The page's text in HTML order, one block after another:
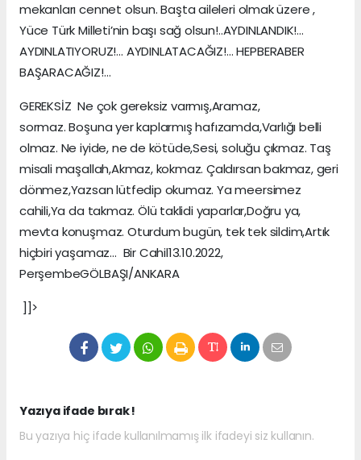
mekanları cennet olsun. Başta aileleri olmak üzere ,
Yüce Türk Milleti’nin başı sağ olsun!..AYDINLANDIK!…
AYDINLATIYORUZ!… AYDINLATACAĞIZ!… HEPBERABER
BAŞARACAĞIZ!…
GEREKSİZ Ne çok gereksiz varmış,Aramaz,
sormaz. Boşuna yer kaplarmış hafızamda,Varlığı belli
olmaz. Ne iyide, ne de kötüde,Sesi, soluğu çıkmaz. Taş
misali maşallah,Akmaz, kokmaz. Çaldırsan bakmaz, geri
dönmez,Yazsan lütfedip okumaz. Ya meersimez
cahili,Ya da takmaz. Ölü taklidi yaparlar,Doğru ya,
mevta konuşmaz. Oturdum bugün, tek tek sildim,Artık
hiçbiri yaşamaz… Bir Cahil13.10.2022,
PerşembeGÖLBAŞI/ANKARA
]]>
Yazıya ifade bırak !
Bu yazıya hiç ifade kullanılmamış ilk ifadeyi siz kullanın.